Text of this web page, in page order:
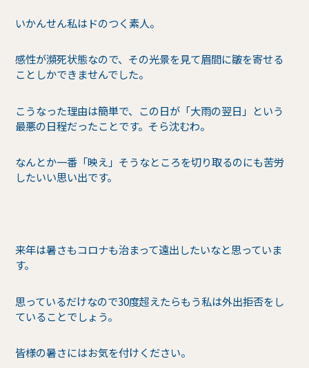
いかんせん私はドのつく素人。
感性が瀕死状態なので、その光景を見て眉間に皺を寄せる
ことしかできませんでした。
こうなった理由は簡単で、この日が「大雨の翌日」という
最悪の日程だったことです。そら沈むわ。
なんとか一番「映え」そうなところを切り取るのにも苦労
したいい思い出です。
来年は暑さもコロナも治まって遠出したいなと思っていま
す。
思っているだけなので30度超えたらもう私は外出拒否をし
ていることでしょう。
皆様の暑さにはお気を付けください。